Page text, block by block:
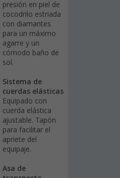
presión en piel de
cocodrilo estriada
con diamantes
para un máximo
agarre y un
cómodo baño de
sol.
Sistema de
cuerdas elásticas
Equipado con
cuerda elástica
ajustable. Tapón
para facilitar el
apriete del
equipaje.
Asa de